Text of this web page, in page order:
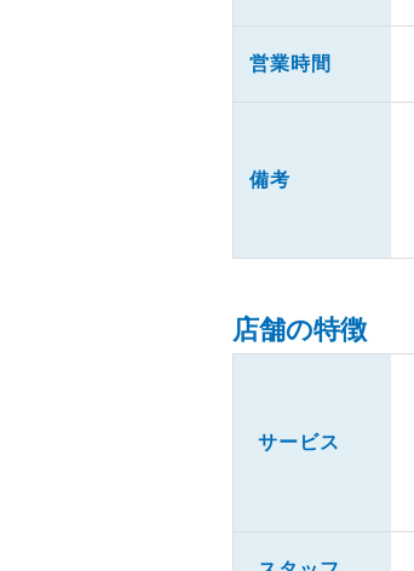
営業時間
備考
店舗の特徴
サービス